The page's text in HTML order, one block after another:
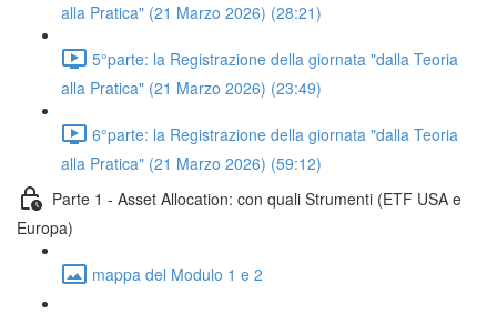
alla Pratica" (21 Marzo 2026) (28:21)
5°parte: la Registrazione della giornata "dalla Teoria
alla Pratica" (21 Marzo 2026) (23:49)
6°parte: la Registrazione della giornata "dalla Teoria
alla Pratica" (21 Marzo 2026) (59:12)
Parte 1 - Asset Allocation: con quali Strumenti (ETF USA e
Europa)
mappa del Modulo 1 e 2